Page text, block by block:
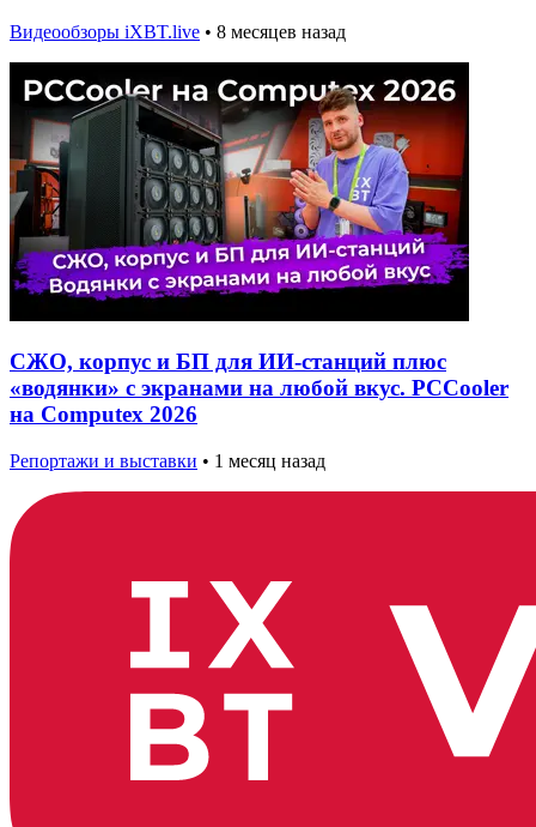
Видеообзоры iXBT.live • 8 месяцев назад
СЖО, корпус и БП для ИИ-станций плюс
«водянки» с экранами на любой вкус. PCCooler
на Computex 2026
Репортажи и выставки • 1 месяц назад